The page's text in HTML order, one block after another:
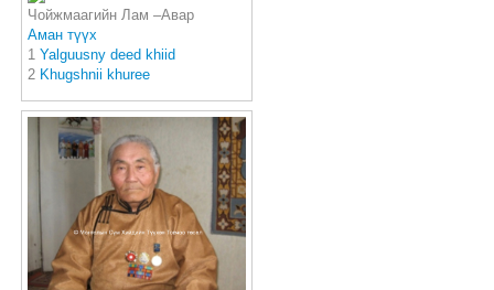
Чойжмаагийн Лам –Авар
Аман түүх
1 Yalguusny deed khiid
2 Khugshnii khuree